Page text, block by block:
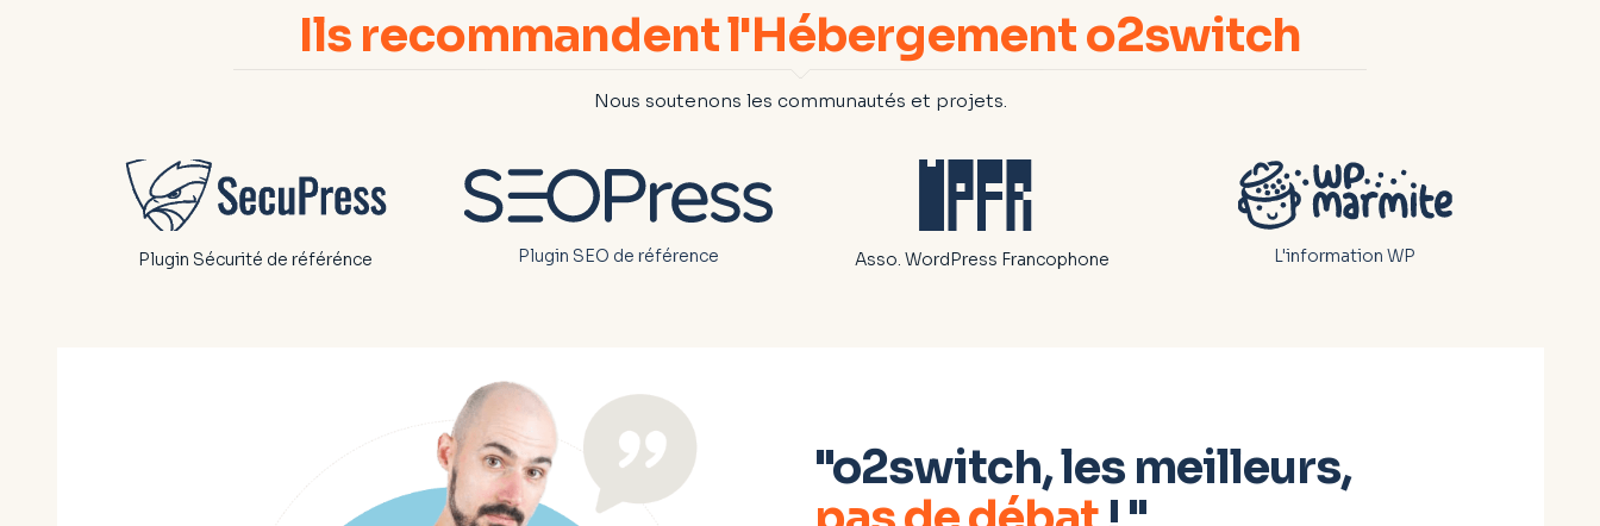
Ils recommandent l'Hébergement o2switch
Nous soutenons les communautés et projets.
Plugin Sécurité de référénce Plugin SEO de référence Asso. WordPress Francophone L'information WP
"o2switch, les meilleurs,